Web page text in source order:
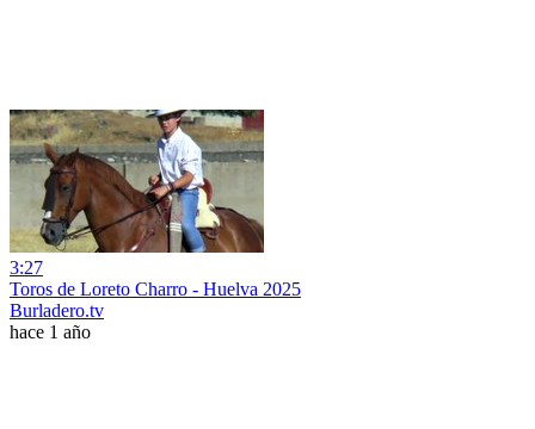
3:27
Toros de Loreto Charro - Huelva 2025
Burladero.tv
hace 1 año